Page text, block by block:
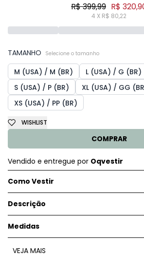
R$ 399,99 R$
4 X R$ 80,22
TAMANHO Selecione o tamanho
M (USA) / M (BR)
L (USA) / G (BR)
S (USA) / P (BR)
XL (USA) / GG
XS (USA) / PP (BR)
COMPRAR
WISHLIST
Vendido e entregue por Oqvestir
Como Vestir
Descrição
Medidas
VEJA MAIS